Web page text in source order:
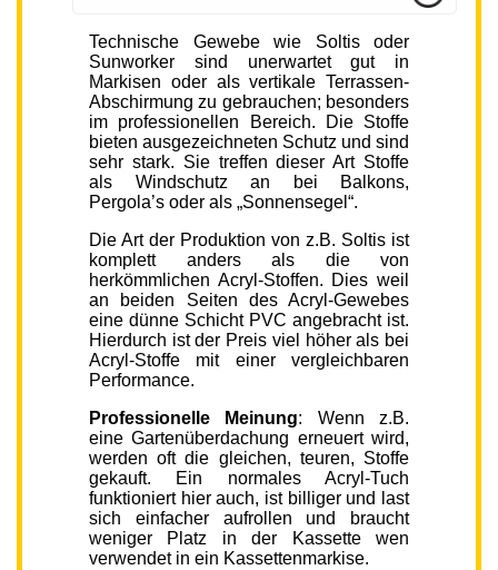
Technische Gewebe wie Soltis oder
Sunworker sind unerwartet gut in
Markisen oder als vertikale Terrassen-
Abschirmung zu gebrauchen; besonders
im professionellen Bereich. Die Stoffe
bieten ausgezeichneten Schutz und sind
sehr stark. Sie treffen dieser Art Stoffe
als Windschutz an bei Balkons,
Pergola’s oder als „Sonnensegel“.
Die Art der Produktion von z.B. Soltis ist
komplett anders als die von
herkömmlichen Acryl-Stoffen. Dies weil
an beiden Seiten des Acryl-Gewebes
eine dünne Schicht PVC angebracht ist.
Hierdurch ist der Preis viel höher als bei
Acryl-Stoffe mit einer vergleichbaren
Performance.
Professionelle Meinung: Wenn z.B.
eine Gartenüberdachung erneuert wird,
werden oft die gleichen, teuren, Stoffe
gekauft. Ein normales Acryl-Tuch
funktioniert hier auch, ist billiger und last
sich einfacher aufrollen und braucht
weniger Platz in der Kassette wen
verwendet in ein Kassettenmarkise.